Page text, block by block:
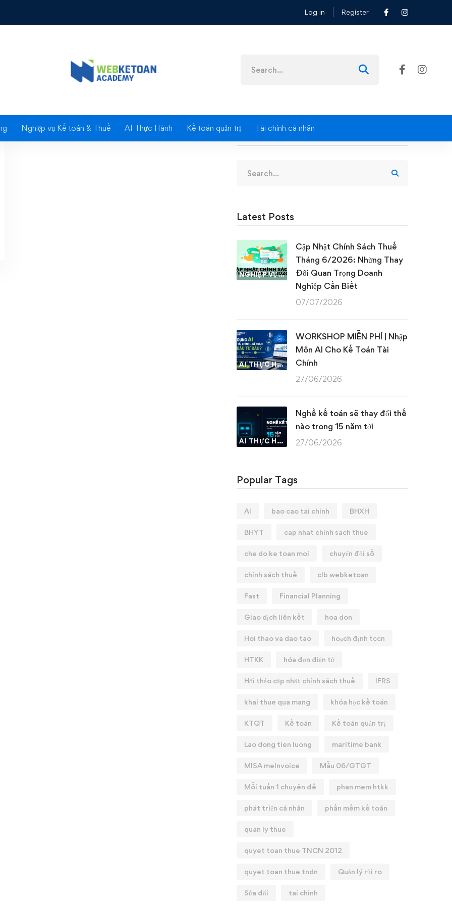
Log in Register
for:
Nghiệp vụ Kế toán & Thuế AI Thực Hành Kế toán quản trị Tài chính cá nhân
for:
Latest Posts
NGHIỆP VỤ KẾ TOÁN & THUẾ
Cập Nhật Chính Sách Thuế
Tháng 6/2026: Những Thay
Đổi Quan Trọng Doanh
Nghiệp Cần Biết
07/07/2026
AI THỰC HÀNH
WORKSHOP MIỄN PHÍ | Nhập
Môn AI Cho Kế Toán Tài
Chính
27/06/2026
AI THỰC HÀNH
Nghề kế toán sẽ thay đổi thế
nào trong 15 năm tới
27/06/2026
Popular Tags
AI bao cao tai chinh BHXH
BHYT cap nhat chinh sach thue
che do ke toan moi chuyển đổi số
chính sách thuế clb webketoan
Fast Financial Planning
Giao dịch liên kết hoa don
Hoi thao va dao tao hoạch định tccn
HTKK hóa đơn điện tử
Hội thảo cập nhật chính sách thuế IFRS
khai thue qua mang khóa học kế toán
KTQT Kế toán Kế toán quản trị
Lao dong tien luong maritime bank
MISA meInvoice Mẫu 06/GTGT
Mỗi tuần 1 chuyên đề phan mem htkk
phát triển cá nhân phần mềm kế toán
quan ly thue
quyet toan thue TNCN 2012
quyet toan thue tndn Quản lý rủi ro
Sửa đổi tai chinh